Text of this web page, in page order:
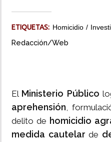
ETIQUETAS: Homicidio
Redacción/Web
El Ministerio Público
aprehensión,
delito de homicidio
medida cautelar de